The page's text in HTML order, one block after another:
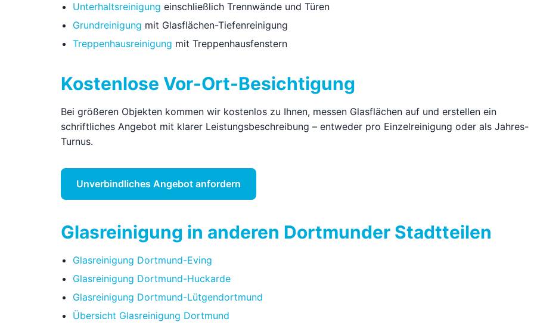
Unterhaltsreinigung einschließlich Trennwände und Türen
Grundreinigung mit Glasflächen-Tiefenreinigung
Treppenhausreinigung mit Treppenhausfenstern
Kostenlose Vor-Ort-Besichtigung
Bei größeren Objekten kommen wir kostenlos zu Ihnen, messen Glasflächen auf und erstellen ein
schriftliches Angebot mit klarer Leistungsbeschreibung – entweder pro Einzelreinigung oder als Jahres-
Turnus.
Unverbindliches Angebot anfordern
Glasreinigung in anderen Dortmunder Stadtteilen
Glasreinigung Dortmund-Eving
Glasreinigung Dortmund-Huckarde
Glasreinigung Dortmund-Lütgendortmund
Übersicht Glasreinigung Dortmund